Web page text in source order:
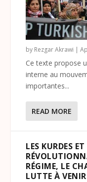
by Rezgar Akrawi |
Ce texte propose
interne au
importantes...
READ MORE
LES KURDES
RÉGIME, LE
LUTTE À VENIR